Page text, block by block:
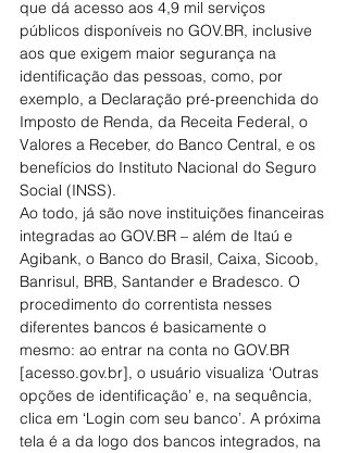
que dá acesso aos 4,9 mil serviços
públicos disponíveis no GOV.BR, inclusive
aos que exigem maior segurança na
identificação das pessoas, como, por
exemplo, a Declaração pré-preenchida do
Imposto de Renda, da Receita Federal, o
Valores a Receber, do Banco Central, e os
benefícios do Instituto Nacional do Seguro
Social (INSS).
Ao todo, já são nove instituições financeiras
integradas ao GOV.BR – além de Itaú e
Agibank, o Banco do Brasil, Caixa, Sicoob,
Banrisul, BRB, Santander e Bradesco. O
procedimento do correntista nesses
diferentes bancos é basicamente o
mesmo: ao entrar na conta no GOV.BR
[acesso.gov.br], o usuário visualiza ‘Outras
opções de identificação’ e, na sequência,
clica em ‘Login com seu banco’. A próxima
tela é a da logo dos bancos integrados, na